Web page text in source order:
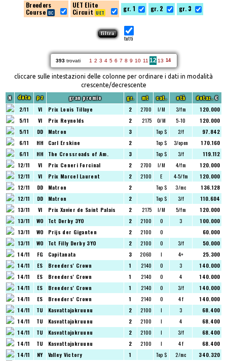
Breeders
Course
UET Elite
Circuit
gr. 1 gr. 2 gr. 3
tutti
393trovati 1 2 3 4 5 6 7 8 9 10 11 12 13 14
cliccare sulle intestazioni delle colonne per ordinare i dati in modalità
crescente/decrescente
N data pz gran premio gr. mt cat. età dotaz.€
2/11 VI Prix Louis Tillaye 2 2700 I/M 3/fm
120.000
5/11
VI Prix Reynolds 2 2175 O/M 5-10
120.000
5/11
DD Matron 3 Top $ 2/f
97.842
6/11
HH Carl Erskine 2 Top $ 3/open
170.160
6/11
HH The Crossroads of Am. 3 Top $ 3/f
119.112
12/11
VI Prix Ceneri Forcinal 2 2700 I/M 4/fm
120.000
12/11
VI Prix Marcel Laurent 2 2100 E 4-5/fm
120.000
12/11
DD Matron 2 Top $ 3/mc
136.128
12/11
DD Matron 2 Top $ 3/f
110.604
13/11
VI Prix Xavier de Saint Palais 2 2175 I/M 5/fm
120.000
13/11
WO Tct Derby 3YO 2 2100 O 3
100.000
13/11
WO Prijs der Giganten 2 2100 O
60.000
13/11
WO Tct Filly Derby 3YO 2 2100 O 3/f
50.000
14/11
FG Capitanata 3 2060 I 4+
25.300
14/11
ES Breeders' Crown 1 2140 O 3
140.000
14/11
ES Breeders' Crown 1 2140 O 4
140.000
14/11
ES Breeders' Crown 1 2140 O 3/f
140.000
14/11
ES Breeders' Crown 1 2140 O 4 f
140.000
14/11
TU Kasvattajakruunu 2 2100 I 3
68.400
14/11
TU Kasvattajakruunu 2 2100 I 4
68.400
14/11
TU Kasvattajakruunu 2 2100 I 3/f
68.400
14/11
TU Kasvattajakruunu 2 2100 I 4 f
68.400
14/11
NY Valley Victory 1 Top $ 2/mc
340.320